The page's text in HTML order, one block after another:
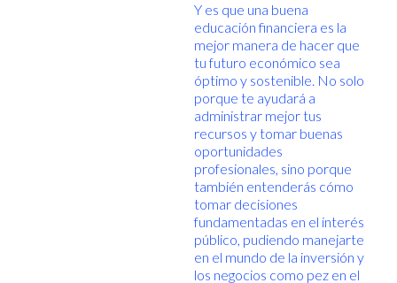
Y es que una buena
educación financiera es la
mejor manera de hacer que
tu futuro económico sea
óptimo y sostenible. No solo
porque te ayudará a
administrar mejor tus
recursos y tomar buenas
oportunidades
profesionales, sino porque
también entenderás cómo
tomar decisiones
fundamentadas en el interés
público, pudiendo manejarte
en el mundo de la inversión y
los negocios como pez en el